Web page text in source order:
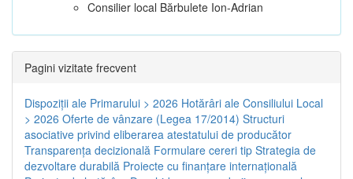
Consilier local Bărbulete Ion-Adrian
Pagini vizitate frecvent
Dispoziţii ale Primarului > 2026 Hotărâri ale Consiliului Local
> 2026 Oferte de vânzare (Legea 17/2014) Structuri
asociative privind eliberarea atestatului de producător
Transparenţa decizională Formulare cereri tip Strategia de
dezvoltare durabilă Proiecte cu finanţare internaţională